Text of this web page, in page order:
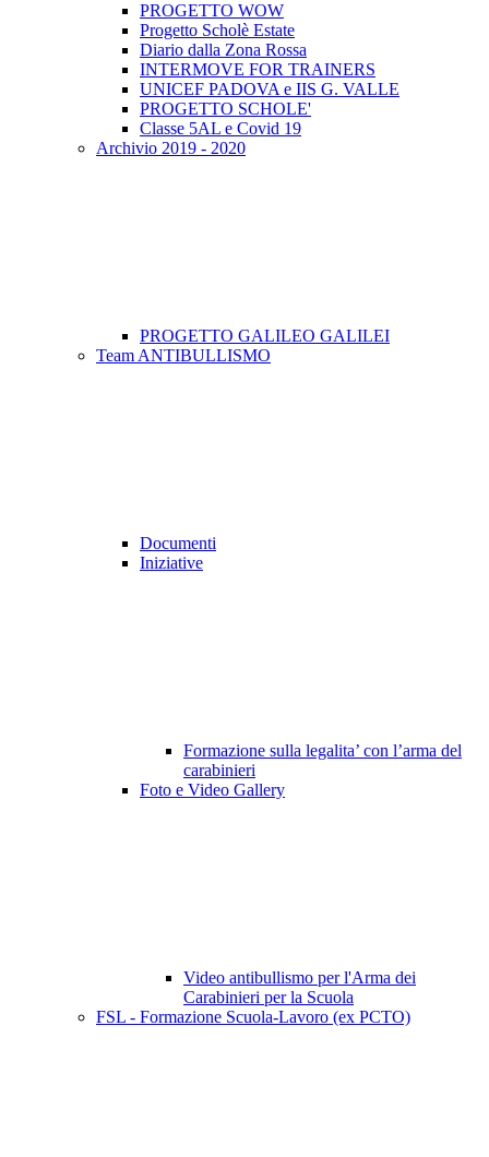
PROGETTO WOW
Progetto Scholè Estate
Diario dalla Zona Rossa
INTERMOVE FOR TRAINERS
UNICEF PADOVA e IIS G. VALLE
PROGETTO SCHOLE'
Classe 5AL e Covid 19
Archivio 2019 - 2020
PROGETTO GALILEO GALILEI
Team ANTIBULLISMO
Documenti
Iniziative
Formazione sulla legalita’ con l’arma del
carabinieri
Foto e Video Gallery
Video antibullismo per l'Arma dei
Carabinieri per la Scuola
FSL - Formazione Scuola-Lavoro (ex PCTO)